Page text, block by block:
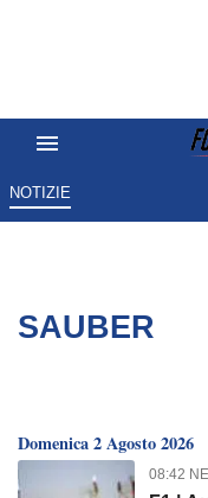
NOTIZIE
SAUBER
Domenica 2 Agosto 2026
08:42